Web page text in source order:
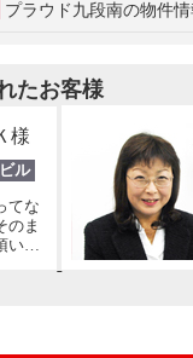
プラウド九段南の物件
たお客様
様
ル
てな
のま
い